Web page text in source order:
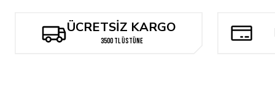
309,92 TL
ÜCRETSİZ KARGO
3500 TL ÜSTÜNE